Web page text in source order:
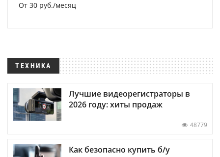
От 30 руб./месяц
ТЕХНИКА
Лучшие видеорегистраторы в
2026 году: хиты продаж
48779
Как безопасно купить б/у